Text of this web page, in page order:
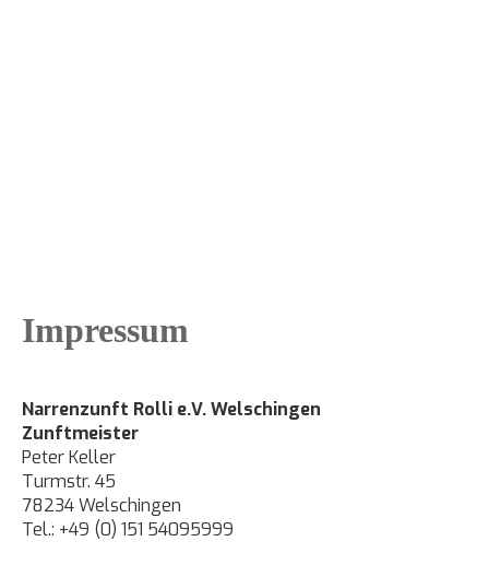
Impressum
Narrenzunft Rolli e.V. Welschingen
Zunftmeister
Peter Keller
Turmstr. 45
78234 Welschingen
Tel.: +49 (0) 151 54095999